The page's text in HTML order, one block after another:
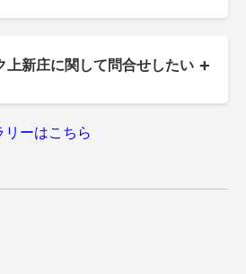
上新庄に関して問合せしたい +
ーはこちら